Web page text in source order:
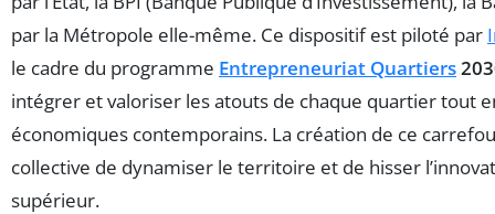
par la Métropole elle-même. Ce dispositif est piloté par
le cadre du programme Entrepreneuriat Quartiers
intégrer et valoriser les atouts de chaque quartier tout
économiques contemporains. La création de ce
collective de dynamiser le territoire et de hisser
supérieur.